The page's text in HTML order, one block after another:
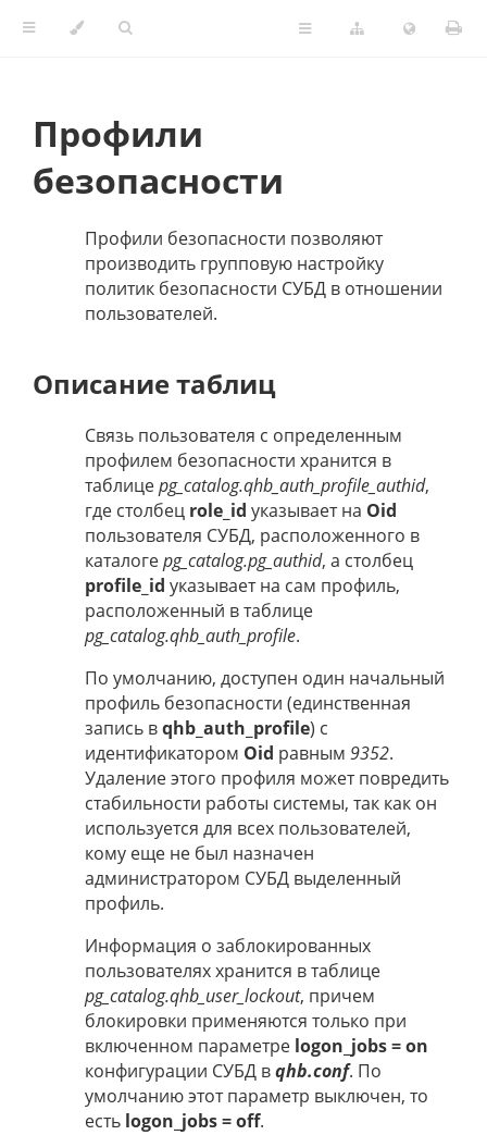
Профили
безопасности
Профили безопасности позволяют
производить групповую настройку
политик безопасности СУБД в отношении
пользователей.
Описание таблиц
Связь пользователя с определенным
профилем безопасности хранится в
таблицеpg_catalog.qhb_auth_profile_authid,
где столбец role_id указывает на Oid
пользователя СУБД, расположенного в
каталогеpg_catalog.pg_authid, а столбец
profile_id указывает на сам профиль,
расположенный в таблице
pg_catalog.qhb_auth_profile.
По умолчанию, доступен один начальный
профиль безопасности (единственная
запись вqhb_auth_profile) с
идентификатором Oid равным 9352.
Удаление этого профиля может повредить
стабильности работы системы, так как он
используется для всех пользователей,
кому еще не был назначен
администратором СУБД выделенный
профиль.
Информация о заблокированных
пользователях хранится в таблице
pg_catalog.qhb_user_lockout, причем
блокировки применяются только при
включенном параметре logon_jobs = on
конфигурации СУБД вqhb.conf. По
умолчанию этот параметр выключен, то
есть logon_jobs = off.